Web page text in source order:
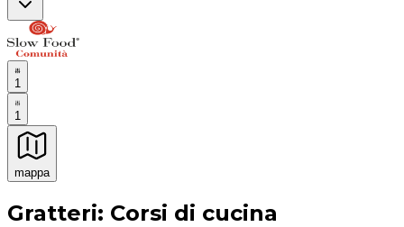
1
1
mappa
Esperienze culinarie indimenticabili: Esperienze
Gratteri: Corsi di cucina